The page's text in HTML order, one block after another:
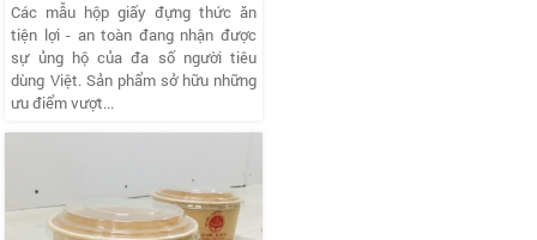
Các mẫu hộp giấy đựng thức ăn
tiện lợi - an toàn đang nhận được
sự ủng hộ của đa số người tiêu
dùng Việt. Sản phẩm sở hữu những
ưu điểm vượt...